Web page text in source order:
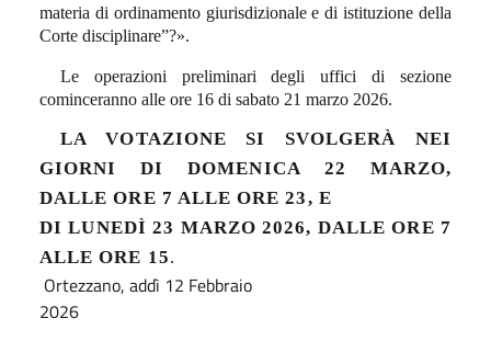
materia di ordinamento giurisdizionale e di istituzione della
Corte disciplinare”?».
Le operazioni preliminari degli uffici di sezione
cominceranno alle ore 16 di sabato 21 marzo 2026.
LA VOTAZIONE SI SVOLGERÀ NEI
GIORNI DI DOMENICA 22 MARZO,
DALLE ORE 7 ALLE ORE 23, E
DI LUNEDÌ 23 MARZO 2026, DALLE ORE 7
ALLE ORE 15.
Ortezzano, addì 12 Febbraio
2026